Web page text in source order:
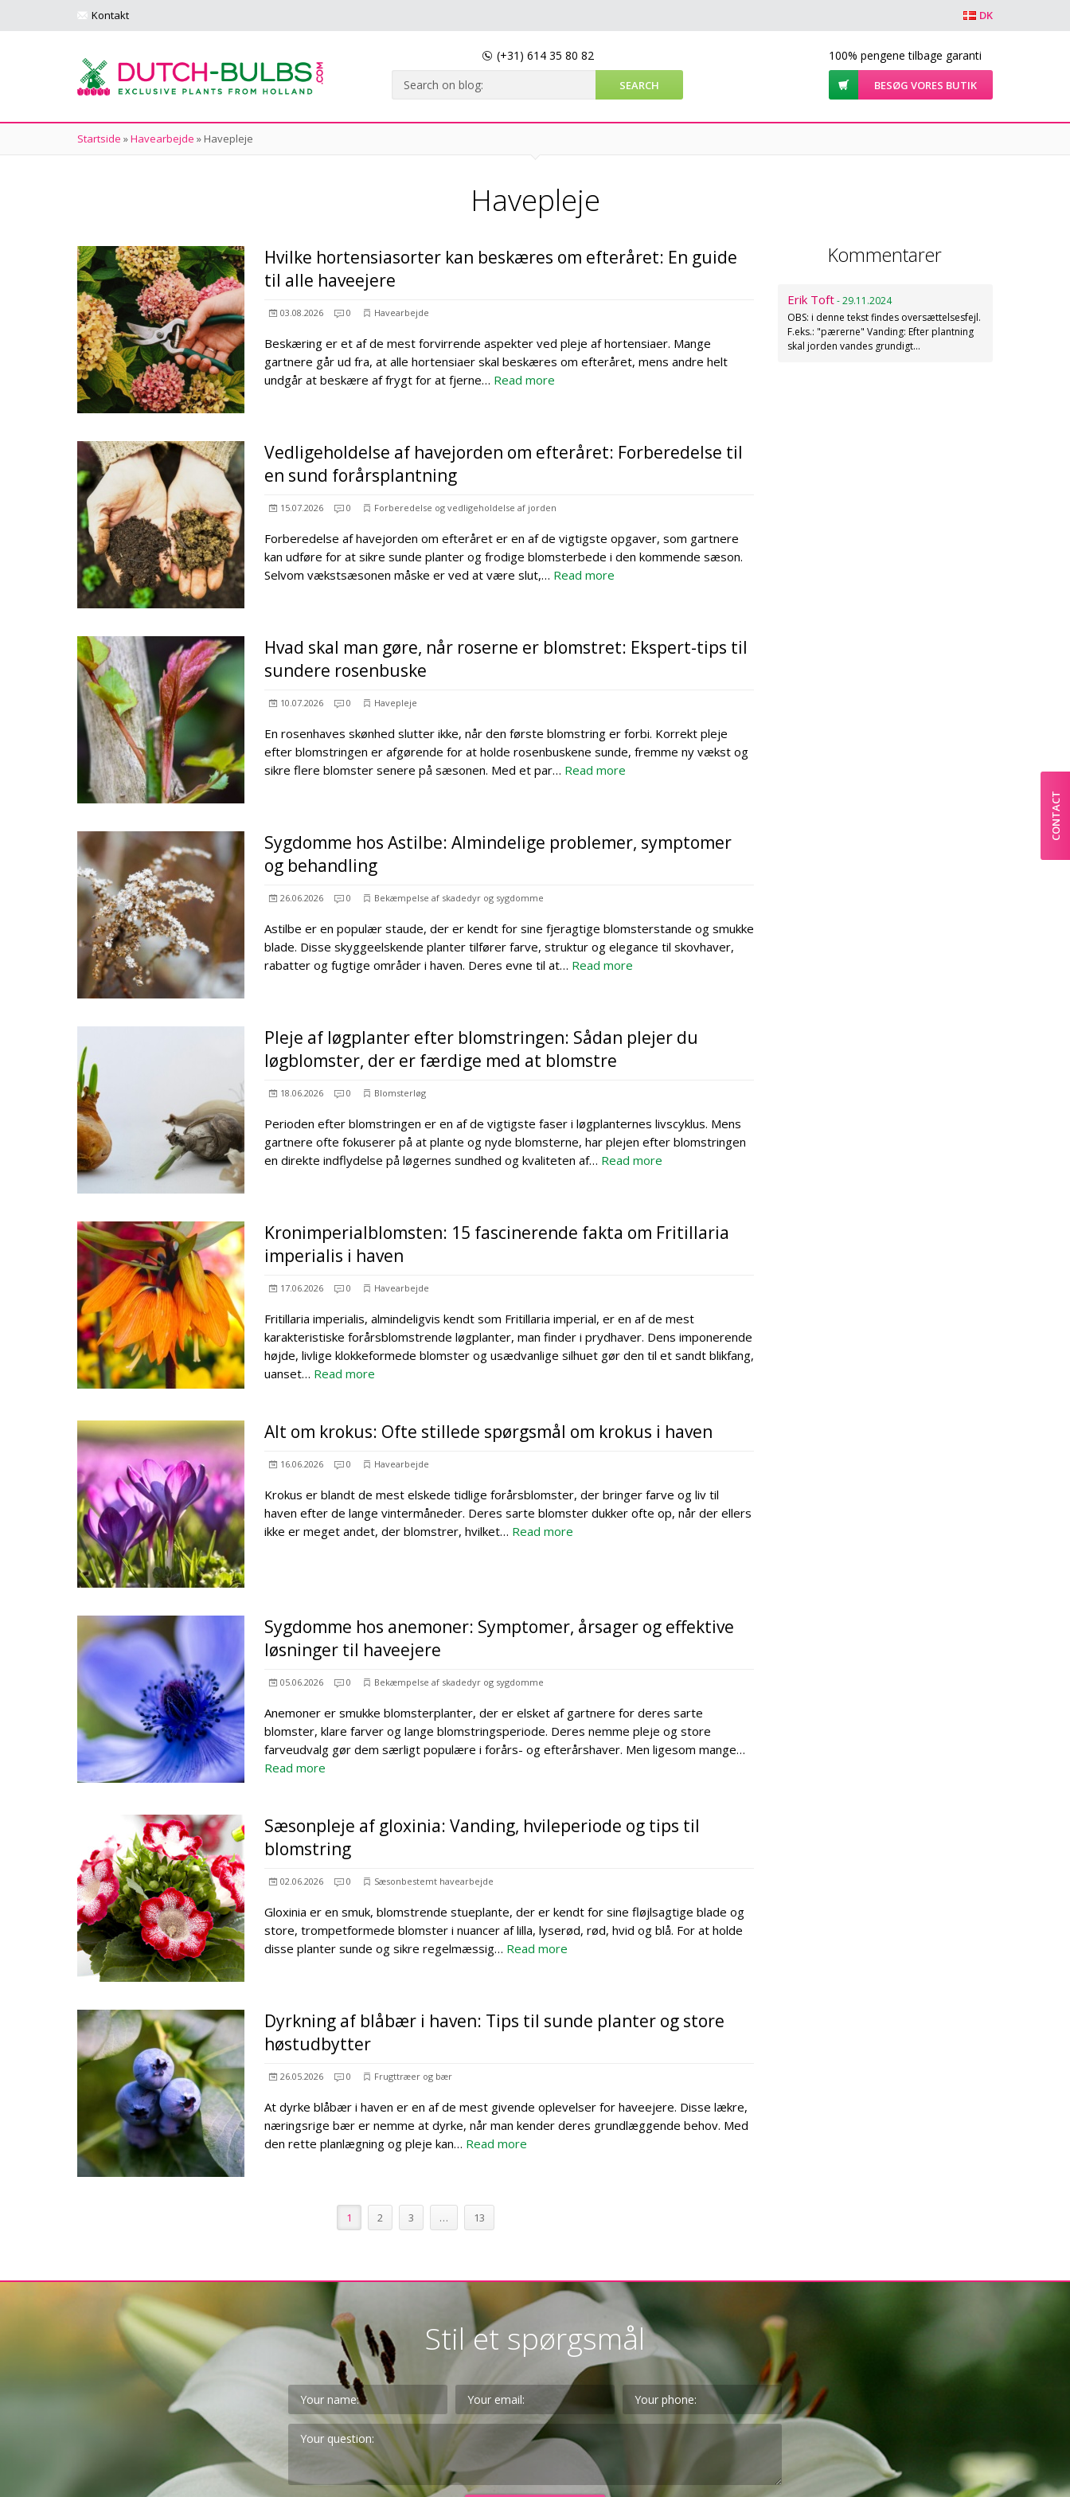
Kontakt DK
(+31) 614 35 80 82 100% pengene tilbage garanti
BESØG VORES BUTIK
Startside »Havearbejde » Havepleje
Havepleje
Hvilke hortensiasorter kan beskæres om efteråret: En guide
til alle haveejere
03.08.2026 0 Havearbejde
Beskæring er et af de mest forvirrende aspekter ved pleje af hortensiaer. Mange
gartnere går ud fra, at alle hortensiaer skal beskæres om efteråret, mens andre helt
undgår at beskære af frygt for at fjerne… Read more
Vedligeholdelse af havejorden om efteråret: Forberedelse til
en sund forårsplantning
15.07.2026 0 Forberedelse og vedligeholdelse af jorden
Forberedelse af havejorden om efteråret er en af de vigtigste opgaver, som gartnere
kan udføre for at sikre sunde planter og frodige blomsterbede i den kommende sæson.
Selvom vækstsæsonen måske er ved at være slut,… Read more
Hvad skal man gøre, når roserne er blomstret: Ekspert-tips til
sundere rosenbuske
10.07.2026 0 Havepleje
En rosenhaves skønhed slutter ikke, når den første blomstring er forbi. Korrekt pleje
efter blomstringen er afgørende for at holde rosenbuskene sunde, fremme ny vækst og
sikre flere blomster senere på sæsonen. Med et par… Read more
Sygdomme hos Astilbe: Almindelige problemer, symptomer
og behandling
26.06.2026 0 Bekæmpelse af skadedyr og sygdomme
Astilbe er en populær staude, der er kendt for sine fjeragtige blomsterstande og smukke
blade. Disse skyggeelskende planter tilfører farve, struktur og elegance til skovhaver,
rabatter og fugtige områder i haven. Deres evne til at… Read more
Pleje af løgplanter efter blomstringen: Sådan plejer du
løgblomster, der er færdige med at blomstre
18.06.2026 0 Blomsterløg
Perioden efter blomstringen er en af de vigtigste faser i løgplanternes livscyklus. Mens
gartnere ofte fokuserer på at plante og nyde blomsterne, har plejen efter blomstringen
en direkte indflydelse på løgernes sundhed og kvaliteten af… Read more
Kronimperialblomsten: 15 fascinerende fakta om Fritillaria
imperialis i haven
17.06.2026 0 Havearbejde
Fritillaria imperialis, almindeligvis kendt som Fritillaria imperial, er en af de mest
karakteristiske forårsblomstrende løgplanter, man finder i prydhaver. Dens imponerende
højde, livlige klokkeformede blomster og usædvanlige silhuet gør den til et sandt blikfang,
uanset… Read more
Alt om krokus: Ofte stillede spørgsmål om krokus i haven
16.06.2026 0 Havearbejde
Krokus er blandt de mest elskede tidlige forårsblomster, der bringer farve og liv til
haven efter de lange vintermåneder. Deres sarte blomster dukker ofte op, når der ellers
ikke er meget andet, der blomstrer, hvilket… Read more
Sygdomme hos anemoner: Symptomer, årsager og effektive
løsninger til haveejere
05.06.2026 0 Bekæmpelse af skadedyr og sygdomme
Anemoner er smukke blomsterplanter, der er elsket af gartnere for deres sarte
blomster, klare farver og lange blomstringsperiode. Deres nemme pleje og store
farveudvalg gør dem særligt populære i forårs- og efterårshaver. Men ligesom mange…
Read more
Sæsonpleje af gloxinia: Vanding, hvileperiode og tips til
blomstring
02.06.2026 0 Sæsonbestemt havearbejde
Gloxinia er en smuk, blomstrende stueplante, der er kendt for sine fløjlsagtige blade og
store, trompetformede blomster i nuancer af lilla, lyserød, rød, hvid og blå. For at holde
disse planter sunde og sikre regelmæssig… Read more
Dyrkning af blåbær i haven: Tips til sunde planter og store
høstudbytter
26.05.2026 0 Frugttræer og bær
At dyrke blåbær i haven er en af de mest givende oplevelser for haveejere. Disse lækre,
næringsrige bær er nemme at dyrke, når man kender deres grundlæggende behov. Med
den rette planlægning og pleje kan… Read more
1 2 3 … 13
Kommentarer
Erik Toft- 29.11.2024
OBS: i denne tekst findes oversættelsesfejl.
F.eks.: "pærerne" Vanding: Efter plantning
skal jorden vandes grundigt…
Stil et spørgsmål
CONTACT